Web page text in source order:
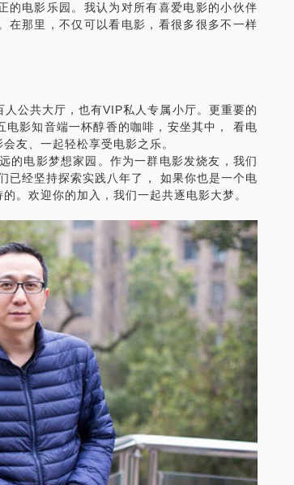
的电影乐园。我认为对所有喜爱电影的小伙伴
在那里，不仅可以看电影，看很多很多不一样
公共大厅，也有VIP私人专属小厅。更重要的
影知音端一杯醇香的咖啡，安坐其中， 看电
友、一起轻松享受电影之乐。
的电影梦想家园。作为一群电影发烧友，我们
已经坚持探索实践八年了， 如果你也是一个电
。欢迎你的加入，我们一起共逐电影大梦。